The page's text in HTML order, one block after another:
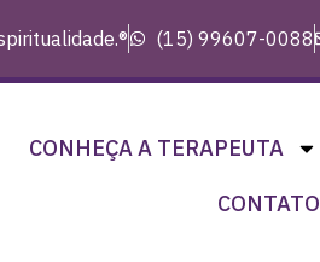
(15) 99607-0088
CONHEÇA A TERAPEUTA
CONTATO